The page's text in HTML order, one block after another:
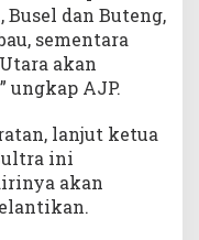
Busel dan Buteng,
sementara
akan
ungkap AJP.
lanjut ketua
ini
akan